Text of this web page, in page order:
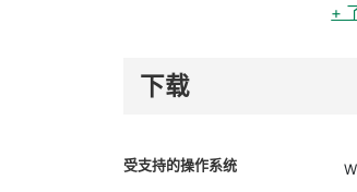
+
下载
受支持的操作系统